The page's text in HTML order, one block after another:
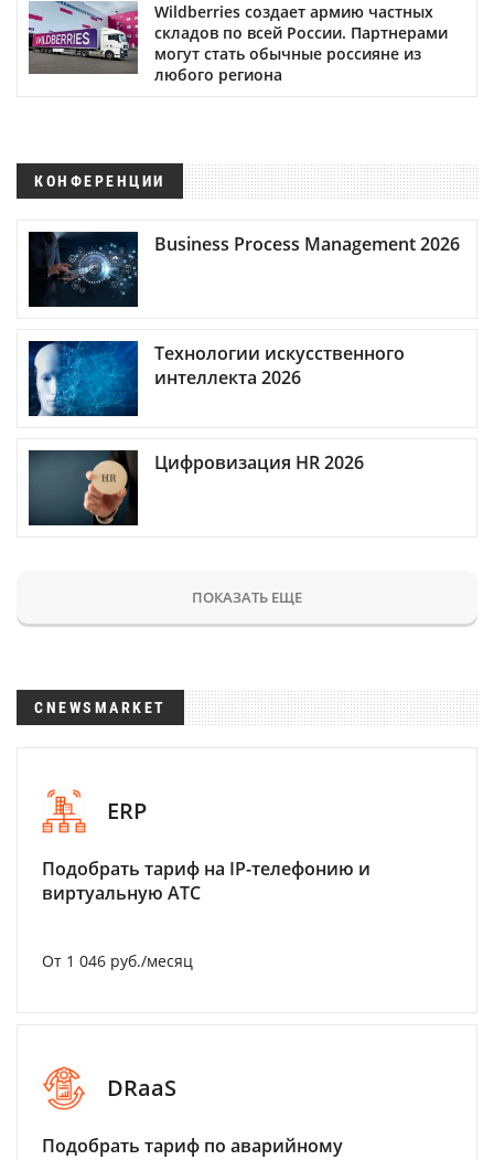
Wildberries создает армию частных
складов по всей России. Партнерами
могут стать обычные россияне из
любого региона
КОНФЕРЕНЦИИ
Business Process Management 2026
Технологии искусственного
интеллекта 2026
Цифровизация HR 2026
ПОКАЗАТЬ ЕЩЕ
CNEWSMARKET
ERP
Подобрать тариф на IP-телефонию и
виртуальную АТС
От 1 046 руб./месяц
DRaaS
Подобрать тариф по аварийному